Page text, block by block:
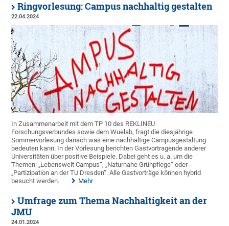
Ringvorlesung: Campus nachhaltig gestalten
22.04.2024
In Zusammenarbeit mit dem TP 10 des REKLINEU
Forschungsverbundes sowie dem Wuelab, fragt die diesjährige
Sommervorlesung danach was eine nachhaltige Campusgestaltung
bedeuten kann. In der Vorlesung berichten Gastvortragende anderer
Universitäten über positive Beispiele. Dabei geht es u. a. um die
Themen: „Lebenswelt Campus“, „Naturnahe Grünpflege“ oder
„Partizipation an der TU Dresden“. Alle Gastvorträge können hybrid
besucht werden.
Mehr
Umfrage zum Thema Nachhaltigkeit an der
JMU
24.01.2024